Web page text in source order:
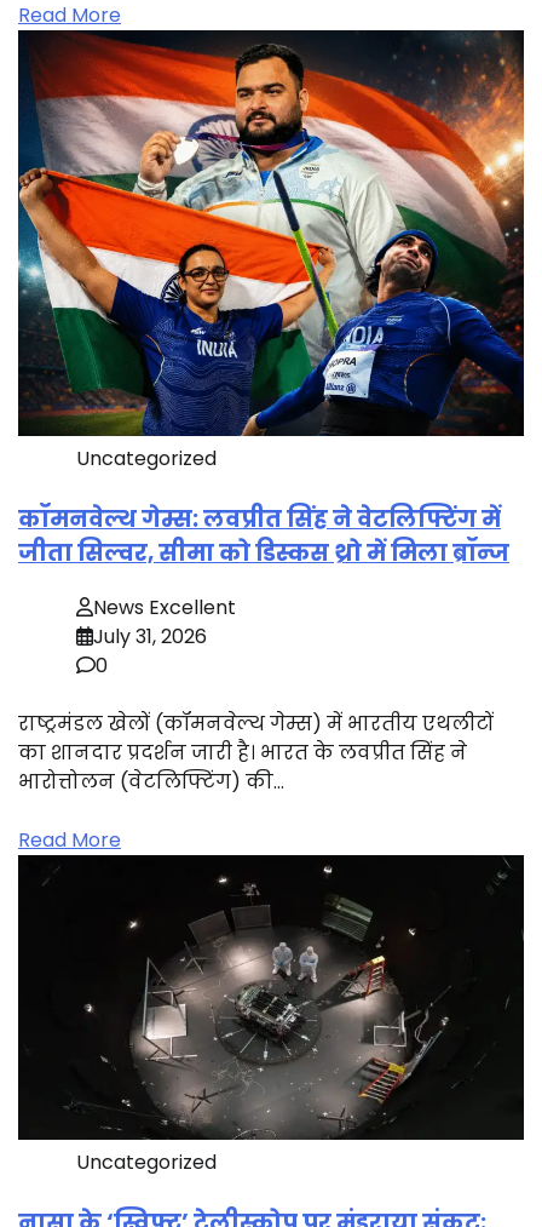
Read More
Uncategorized
कॉमनवेल्थ गेम्स: लवप्रीत सिंह ने वेटलिफ्टिंग में
जीता सिल्वर, सीमा को डिस्कस थ्रो में मिला ब्रॉन्ज
News Excellent
July 31, 2026
0
राष्ट्रमंडल खेलों (कॉमनवेल्थ गेम्स) में भारतीय एथलीटों
का शानदार प्रदर्शन जारी है। भारत के लवप्रीत सिंह ने
भारोत्तोलन (वेटलिफ्टिंग) की…
Read More
Uncategorized